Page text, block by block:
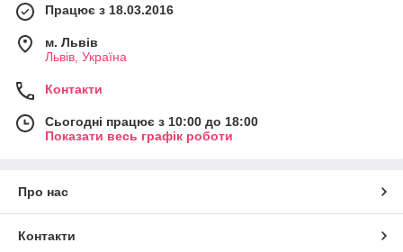
Працює з 18.03.2016
м. Львів
Львів, Україна
Контакти
Сьогодні працює з 10:00 до 18:00
Показати весь графік роботи
Про нас
Контакти